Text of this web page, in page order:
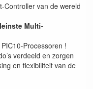
Controller van de wereld
Multi-
Processoren !
verdeeld en zorgen
en flexibiliteit van de